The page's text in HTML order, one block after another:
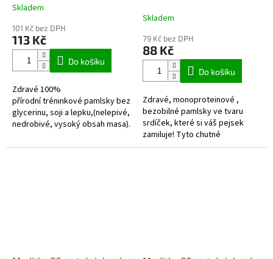
Průměrné
produktu
je
hvězdiček.
Skladem
101 Kč bez DPH
113 Kč
Do košíku
Zdravé 100%
přírodní tréninkové pamlsky bez
glycerinu, soji a lepku,(nelepivé,
nedrobivé, vysoký obsah masa).
s bylinnou směsí.
Skladem
79 Kč bez DPH
88 Kč
Do košíku
Zdravé, monoproteinové ,
bezobilné pamlsky ve tvaru
srdíček, které si váš pejsek
zamiluje! Tyto chutné
pochoutky obsahují 86 %